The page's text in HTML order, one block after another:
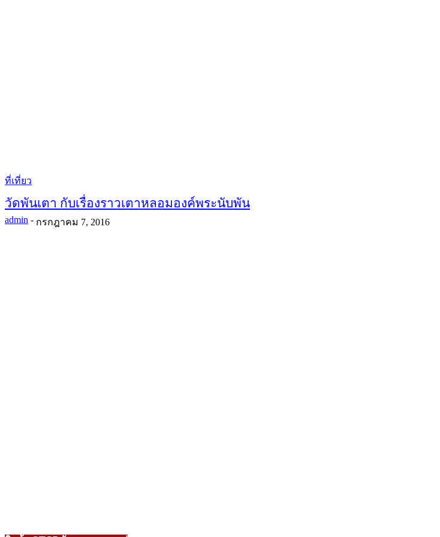
ที่เที่ยว
วัดพันเตา กับเรื่องราวเตาหลอมองค์พระนับพัน
admin - กรกฎาคม 7, 2016